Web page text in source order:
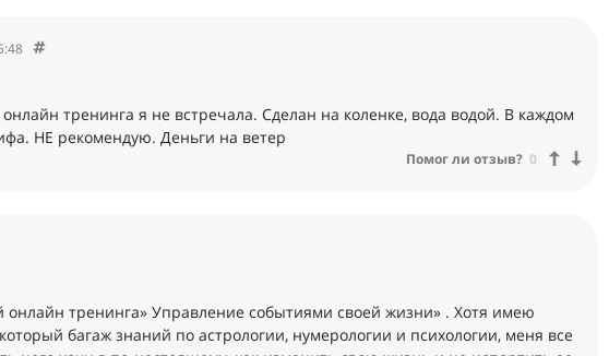
тренинга я не встречала. Сделан на коленке, вода водой. В каждом
НЕ рекомендую. Деньги на ветер
Помог ли отзыв? 0
онлайн тренинга» Управление событиями своей жизни» . Хотя имею
багаж знаний по астрологии, нумерологии и психологии, меня все